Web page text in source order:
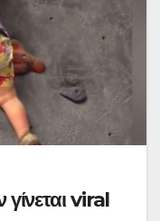
viral